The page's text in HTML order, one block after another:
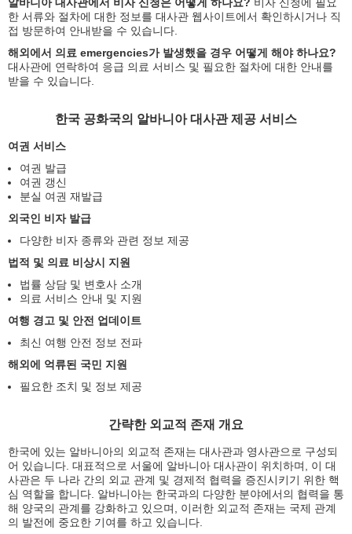
알바니아 대사관에서 비자 신청은 어떻게 하나요? 비자 신청에 필요
한 서류와 절차에 대한 정보를 대사관 웹사이트에서 확인하시거나 직
접 방문하여 안내받을 수 있습니다.
해외에서 의료 emergencies가 발생했을 경우 어떻게 해야 하나요?
대사관에 연락하여 응급 의료 서비스 및 필요한 절차에 대한 안내를
받을 수 있습니다.
한국 공화국의 알바니아 대사관 제공 서비스
여권 서비스
여권 발급
여권 갱신
분실 여권 재발급
외국인 비자 발급
다양한 비자 종류와 관련 정보 제공
법적 및 의료 비상시 지원
법률 상담 및 변호사 소개
의료 서비스 안내 및 지원
여행 경고 및 안전 업데이트
최신 여행 안전 정보 전파
해외에 억류된 국민 지원
필요한 조치 및 정보 제공
간략한 외교적 존재 개요
한국에 있는 알바니아의 외교적 존재는 대사관과 영사관으로 구성되
어 있습니다. 대표적으로 서울에 알바니아 대사관이 위치하며, 이 대
사관은 두 나라 간의 외교 관계 및 경제적 협력을 증진시키기 위한 핵
심 역할을 합니다. 알바니아는 한국과의 다양한 분야에서의 협력을 통
해 양국의 관계를 강화하고 있으며, 이러한 외교적 존재는 국제 관계
의 발전에 중요한 기여를 하고 있습니다.